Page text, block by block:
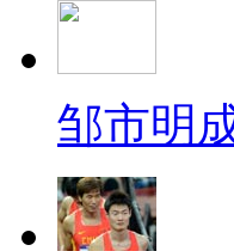
邹市明